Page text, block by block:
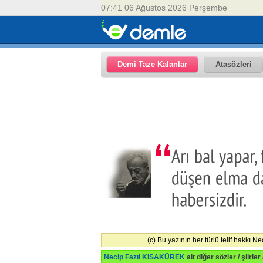
07:41 06 Ağustos 2026 Perşembe
Demi Taze Kalanlar Atasözleri
(c) Bu yazının her türlü telif hakkı
Necip Fazıl KISAKÜREK ait diğer sözler / şiirler